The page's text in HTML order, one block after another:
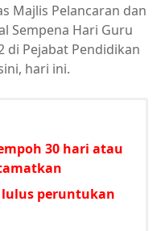
Majlis Pelancaran dan
Sempena Hari Guru
di Pejabat Pendidikan
hari ini.
30 hari atau
lulus peruntukan